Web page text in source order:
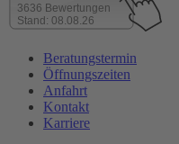
3636 Bewertungen
Stand: 08.08.26
Inhalt
wechseln
Beratungstermin
Öffnungszeiten
Anfahrt
Kontakt
Karriere